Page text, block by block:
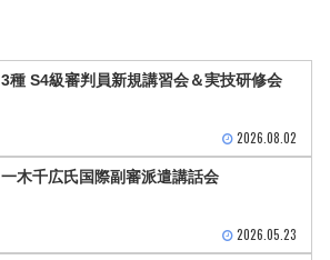
3種 S4級審判員新規講習会＆実技研修会
2026.08.02
一木千広氏国際副審派遣講話会
2026.05.23